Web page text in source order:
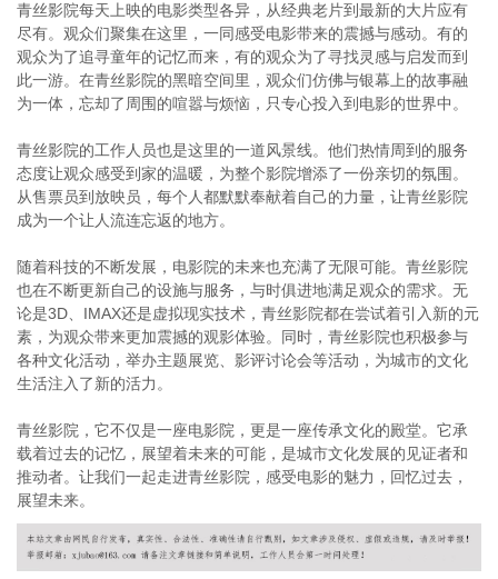
青丝影院每天上映的电影类型各异，从经典老片到最新的大片应有
尽有。观众们聚集在这里，一同感受电影带来的震撼与感动。有的
观众为了追寻童年的记忆而来，有的观众为了寻找灵感与启发而到
此一游。在青丝影院的黑暗空间里，观众们仿佛与银幕上的故事融
为一体，忘却了周围的喧嚣与烦恼，只专心投入到电影的世界中。
青丝影院的工作人员也是这里的一道风景线。他们热情周到的服务
态度让观众感受到家的温暖，为整个影院增添了一份亲切的氛围。
从售票员到放映员，每个人都默默奉献着自己的力量，让青丝影院
成为一个让人流连忘返的地方。
随着科技的不断发展，电影院的未来也充满了无限可能。青丝影院
也在不断更新自己的设施与服务，与时俱进地满足观众的需求。无
论是3D、IMAX还是虚拟现实技术，青丝影院都在尝试着引入新的元
素，为观众带来更加震撼的观影体验。同时，青丝影院也积极参与
各种文化活动，举办主题展览、影评讨论会等活动，为城市的文化
生活注入了新的活力。
青丝影院，它不仅是一座电影院，更是一座传承文化的殿堂。它承
载着过去的记忆，展望着未来的可能，是城市文化发展的见证者和
推动者。让我们一起走进青丝影院，感受电影的魅力，回忆过去，
展望未来。